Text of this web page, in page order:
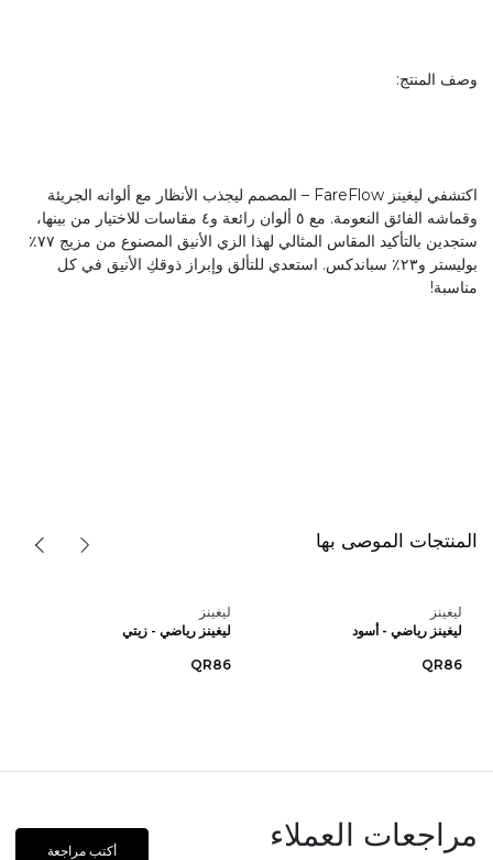
وصف المنتج:
اكتشفي ليغينز FareFlow – المصمم ليجذب الأنظار مع ألوانه الجريئة
وقماشه الفائق النعومة. مع ٥ ألوان رائعة و٤ مقاسات للاختيار من بينها،
ستجدين بالتأكيد المقاس المثالي لهذا الزي الأنيق المصنوع من مزيج ٧٧٪
بوليستر و٢٣٪ سباندكس. استعدي للتألق وإبراز ذوقكِ الأنيق في كل
مناسبة!
المنتجات الموصى بها
ليغينز
ليغينز رياضي - أسود
QR86
ليغينز
ليغينز رياضي - زيتي
QR86
مراجعات العملاء أكتب مراجعة